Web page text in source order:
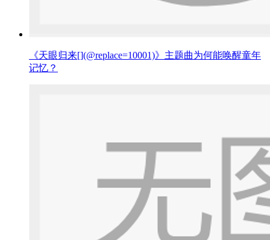
《天眼归来[](@replace=10001)》主题曲为何能唤醒童年
记忆？